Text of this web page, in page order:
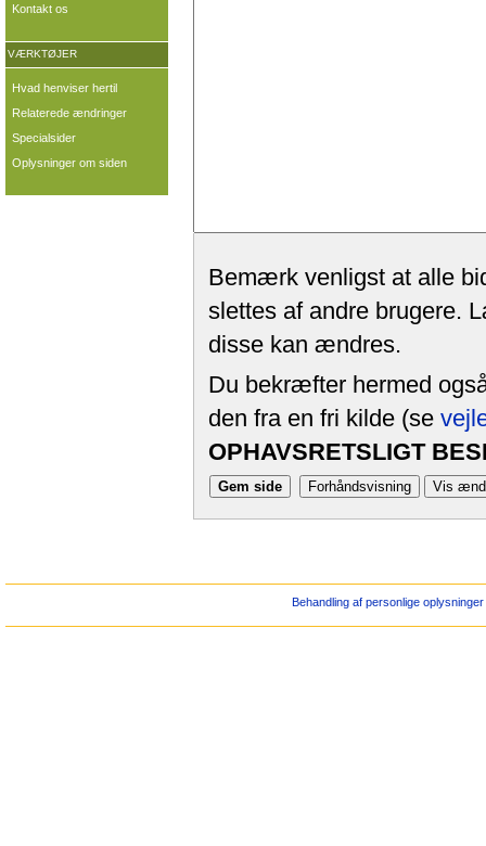
Bemærk venligst at alle
slettes af andre brugere.
disse kan ændres.
Du bekræfter hermed
den fra en fri kilde (se
OPHAVSRETSLIGT
Kontakt os
VÆRKTØJER
Hvad henviser hertil
Relaterede ændringer
Specialsider
Oplysninger om siden
Behandling af personlige oplysninger